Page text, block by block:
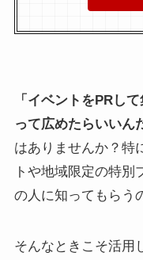
「イベントをPRし
って広めたらいいん
はありませんか？特
トや地域限定の特別
の人に知ってもらう
そんなときこそ活用